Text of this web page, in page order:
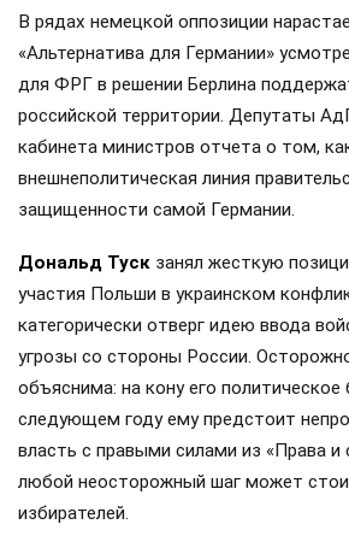
В рядах немецкой оппозиции
«Альтернатива для Германии»
для ФРГ в решении Берлина
российской территории. Депутаты
кабинета министров отчета о том,
внешнеполитическая линия
защищенности самой Германии.
Дональд Туск занял жесткую
участия Польши в украинском
категорически отверг идею ввода
угрозы со стороны России.
объяснима: на кону его
следующем году ему предстоит
власть с правыми силами из «Права и
любой неосторожный шаг может
избирателей.